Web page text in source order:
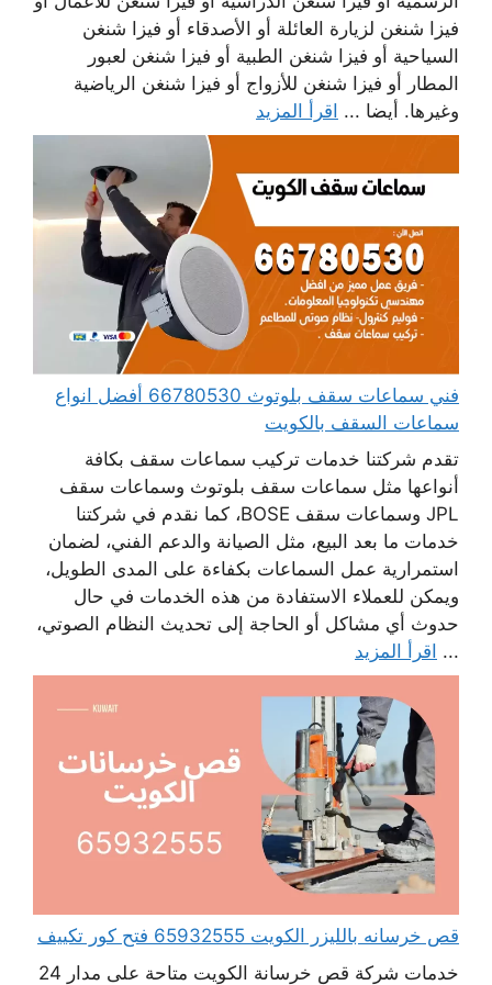
فيزا شنغن لزيارة العائلة أو الأصدقاء أو فيزا شنغن
السياحية أو فيزا شنغن الطبية أو فيزا شنغن لعبور
المطار أو فيزا شنغن للأزواج أو فيزا شنغن الرياضية
وغيرها. أيضا ... اقرأ المزيد
فني سماعات سقف بلوتوث 66780530 أفضل انواع
سماعات السقف بالكويت
تقدم شركتنا خدمات تركيب سماعات سقف بكافة
أنواعها مثل سماعات سقف بلوتوث وسماعات سقف
JPL وسماعات سقف BOSE، كما نقدم في شركتنا
خدمات ما بعد البيع، مثل الصيانة والدعم الفني، لضمان
استمرارية عمل السماعات بكفاءة على المدى الطويل،
ويمكن للعملاء الاستفادة من هذه الخدمات في حال
حدوث أي مشاكل أو الحاجة إلى تحديث النظام الصوتي،
... اقرأ المزيد
قص خرسانه بالليزر الكويت 65932555 فتح كور تكييف
خدمات شركة قص خرسانة الكويت متاحة على مدار 24